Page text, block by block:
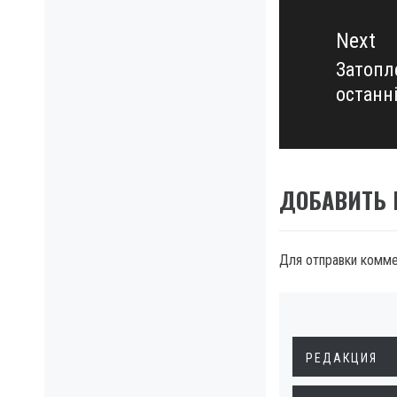
Next
Next
post:
ДОБАВИТЬ
Для отправки
РЕДАКЦИЯ